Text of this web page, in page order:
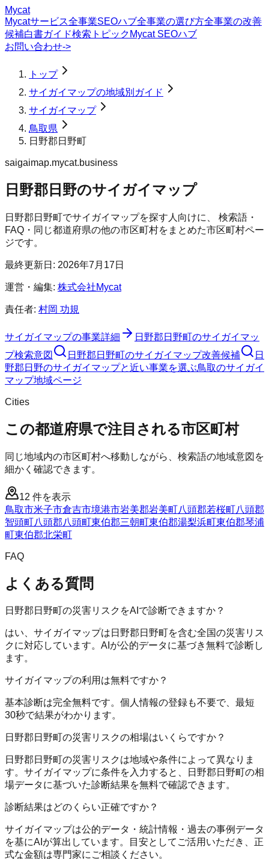
Mycat
Mycatサービス全事業SEOハブ全事業の選び方全事業の改善
候補白書ガイド検索トピック Mycat SEOハブ
お問い合わせ->
トップ
サイガイマップの地域別ガイド
サイガイマップ
鳥取県
日野郡日野町
saigaimap.mycat.business
日野郡日野のサイガイマップ
日野郡日野町でサイガイマップを探す人向けに、 検索語・
FAQ・同じ都道府県の他の市区町村をまとめた市区町村ペー
ジです。
最終更新日: 2026年7月17日
運営・編集: 株式会社Mycat
責任者: 村岡 功規
サイガイマップの事業詳細 日野郡日野町のサイガイマッ
プ検索意図 日野郡日野町のサイガイマップ改善候補
日
野郡日野のサイガイマップと近い事業を選ぶ鳥取のサイガイ
マップ地域ページ
Cities
この都道府県で注目される市区町村
同じ地域内の市区町村へ移動しながら、検索語の地域意図を
細かく確認できます。
12 件を表示
鳥取市米子市倉吉市境港市岩美郡岩美町八頭郡若桜町八頭郡
智頭町八頭郡八頭町東伯郡三朝町東伯郡湯梨浜町東伯郡琴浦
町東伯郡北栄町
FAQ
よくある質問
日野郡日野町の災害リスクをAIで診断できますか？
はい、サイガイマップは日野郡日野町を含む全国の災害リス
クに対応しています。AIが公的データに基づき無料で診断し
ます。
サイガイマップの利用は無料ですか？
基本診断は完全無料です。個人情報の登録も不要で、最短
30秒で結果がわかります。
日野郡日野町の災害リスクの相場はいくらですか？
日野郡日野町の災害リスクは地域や条件によって異なりま
す。サイガイマップに条件を入力すると、日野郡日野町の相
場データに基づいた診断結果を無料で確認できます。
診断結果はどのくらい正確ですか？
サイガイマップは公的データ・統計情報・過去の事例データ
を基にAIが算出しています。目安としてご活用いただき、正
式な金額は専門家にご相談ください。